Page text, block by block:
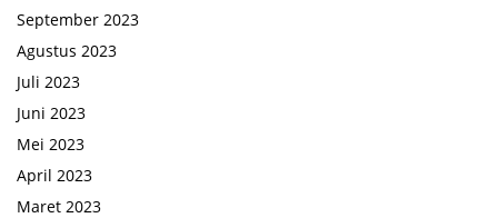
September 2023
Agustus 2023
Juli 2023
Juni 2023
Mei 2023
April 2023
Maret 2023